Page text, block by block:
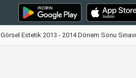
Görsel Estetik 2013 - 2014 Dönem Sonu Sınavı